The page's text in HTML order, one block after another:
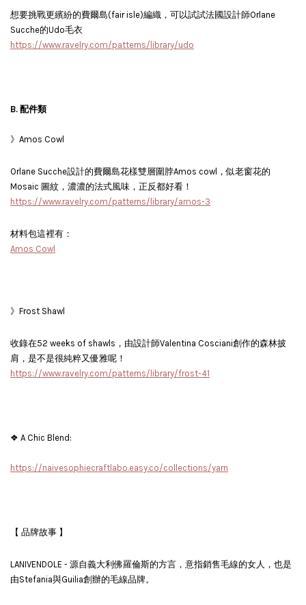
想要挑戰更繽紛的費爾島(fair isle)編織，可以試試法國設計師Orlane
Sucche的Udo毛衣
https://www.ravelry.com/patterns/library/udo
B. 配件類
》Amos Cowl
Orlane Sucche設計的費爾島花樣雙層圍脖Amos cowl，似老窗花的
Mosaic 圖紋，濃濃的法式風味，正反都好看！
https://www.ravelry.com/patterns/library/amos-3
材料包這裡有：
Amos Cowl
》Frost Shawl
收錄在52 weeks of shawls，由設計師Valentina Cosciani創作的森林披
肩，是不是很純粹又優雅呢！
https://www.ravelry.com/patterns/library/frost-41
❖ A Chic Blend:
https://naivesophiecraftlabo.easy.co/collections/yarn
【 品牌故事 】
LANIVENDOLE - 源自義大利佛羅倫斯的方言，意指銷售毛線的女人，也是
由Stefania與Guilia創辦的毛線品牌。